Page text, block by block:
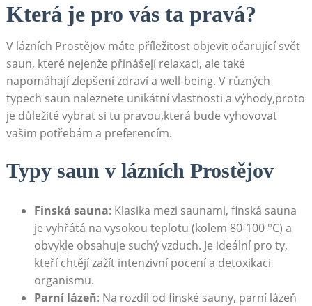
Která je pro vás ta pravá?
V lázních Prostějov máte příležitost objevit očarující svět
saun, které nejenže přinášejí relaxaci, ale také
napomáhají zlepšení zdraví a well-being. V různých
typech saun naleznete unikátní vlastnosti a výhody,proto
je důležité vybrat si tu pravou,která bude vyhovovat
vašim potřebám a preferencím.
Typy saun v lázních Prostějov
Finská sauna: Klasika mezi saunami, finská sauna
je vyhřátá na vysokou teplotu (kolem 80-100 °C) a
obvykle obsahuje suchý vzduch. Je ideální pro ty,
kteří chtějí zažít intenzivní pocení a detoxikaci
organismu.
Parní lázeň: Na rozdíl od finské sauny, parní lázeň